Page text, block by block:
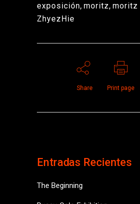
exposición, moritz, moritz
ZhyezHie
Share Print page
Entradas Recientes
The Beginning